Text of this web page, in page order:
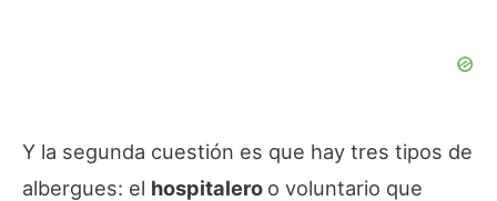
Y la segunda cuestión es que hay tres tipos de
albergues: el hospitalero o voluntario que